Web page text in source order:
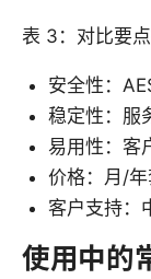
表 3：对比要
安全性：
稳定性：服
易用性：客
价格：月/
客户支持：
使用中的